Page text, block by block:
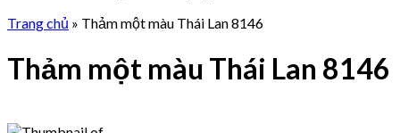
Trang chủ » Thảm một màu Thái Lan 8146
Thảm một màu Thái Lan 8146